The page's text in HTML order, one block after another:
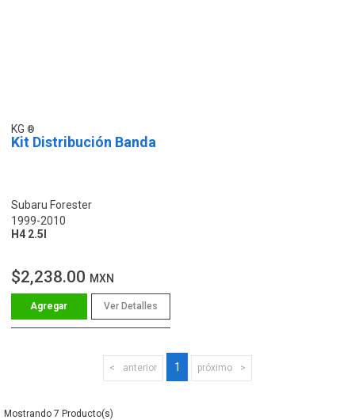
KG
Kit Distribución Banda
Subaru Forester
1999-2010
H4 2.5l
$2,238.00 MXN
Ver Detalles
anterior 1 próximo
7